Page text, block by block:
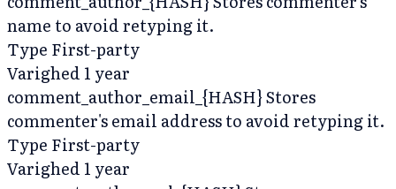
name to avoid retyping it.
Type First-party
Varighed 1 year
comment_author_email_{HASH}Stores
commenter's email address to avoid retyping it.
Type First-party
Varighed 1 year